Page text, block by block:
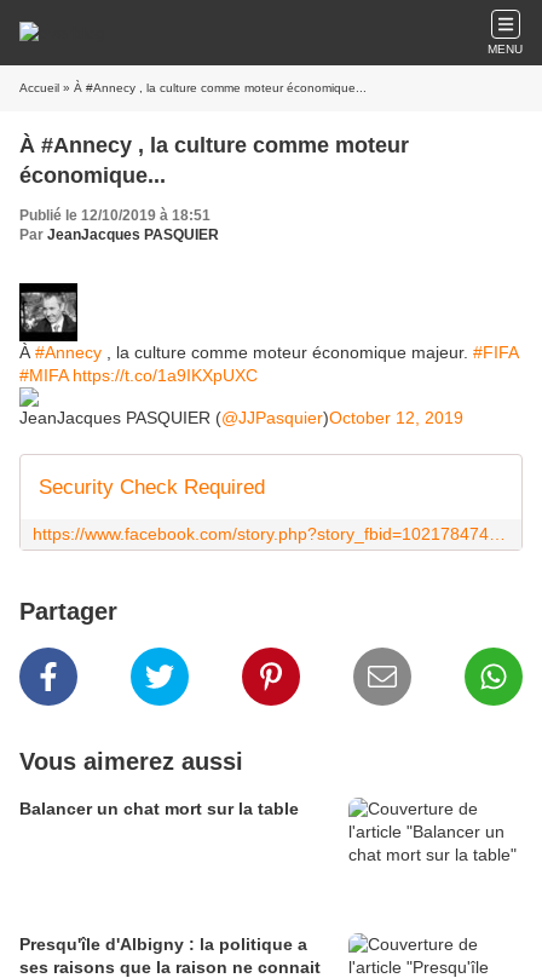
MENU
Accueil » À #Annecy , la culture comme moteur économique...
À #Annecy , la culture comme moteur
économique...
Publié le 12/10/2019 à 18:51
Par JeanJacques PASQUIER
À #Annecy , la culture comme moteur économique majeur. #FIFA
#MIFA https://t.co/1a9IKXpUXC
JeanJacques PASQUIER (@JJPasquier)October 12, 2019
Security Check Required
Partager
Vous aimerez aussi
Balancer un chat mort sur la table
Presqu'île d'Albigny : la politique a
ses raisons que la raison ne connait